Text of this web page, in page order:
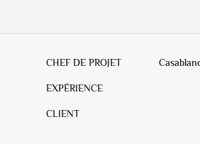
CHEF DE PROJET
EXPÉRIENCE
CLIENT